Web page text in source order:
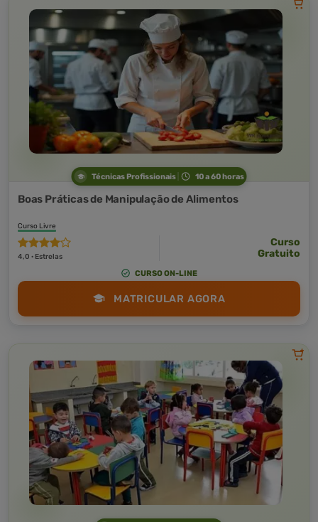
Técnicas Profissionais 10 a 60 horas
Boas Práticas de Manipulação de Alimentos
Curso Livre
4,0 · Estrelas
Curso
Gratuito
CURSO ON-LINE
MATRICULAR AGORA